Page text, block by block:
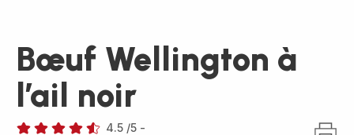
Bœuf Wellington à
l’ail noir
4.5 /5 -